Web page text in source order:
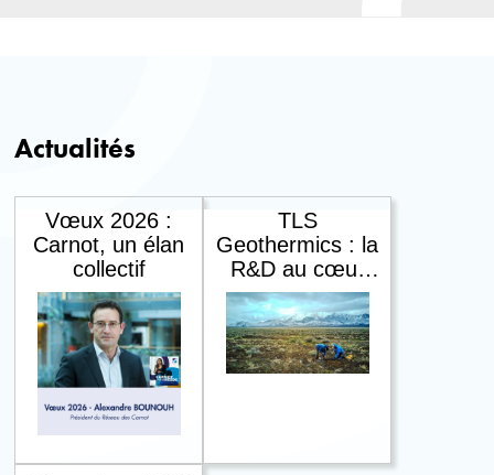
Actualités
Vœux 2026 :
Carnot, un élan
collectif
TLS
Geothermics : la
R&D au cœur
de la géothermie
- Carnot ISIFoR